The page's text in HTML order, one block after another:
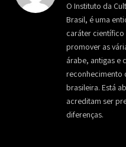
O Instituto da
Brasil, é uma
caráter científico
promover as
árabe, antigas e
reconhecimento
brasileira. Está
acreditam ser
diferenças.